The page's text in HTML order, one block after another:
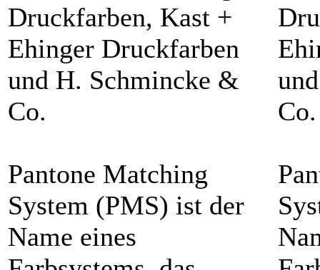
Druckfarben, Kast +
Ehinger Druckfarben
und H. Schmincke &
Co.
Pantone Matching
System (PMS) ist der
Name eines
Co.